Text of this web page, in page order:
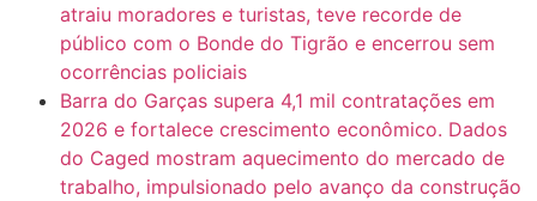
atraiu moradores e turistas, teve recorde de
público com o Bonde do Tigrão e encerrou sem
ocorrências policiais
Barra do Garças supera 4,1 mil contratações em
2026 e fortalece crescimento econômico. Dados
do Caged mostram aquecimento do mercado de
trabalho, impulsionado pelo avanço da construção